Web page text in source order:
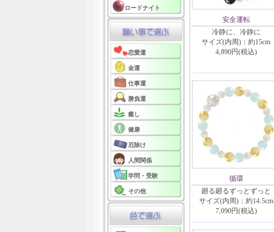
ロードナイト
恋愛運
金運
仕事運
勝負運
癒し
健康
厄除け
人間関係
学問・受験
その他
安全運転
冷静に、冷静に
サイズ(内周)：約15cm
4,890円(税込)
循環
廻る廻るずっとずっと
サイズ(内周)：約14.5cm
7,090円(税込)